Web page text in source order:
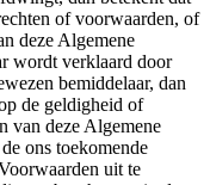
of voorwaarden, of
deze Algemene
wordt verklaard door
bemiddelaar, dan
de geldigheid of
van deze Algemene
ons toekomende
uit te